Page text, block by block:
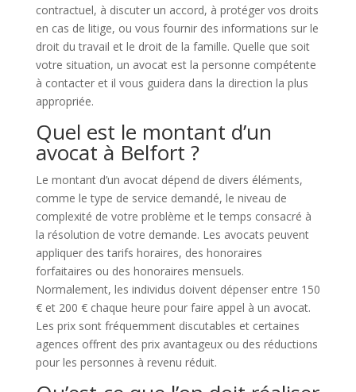
contractuel, à discuter un accord, à protéger vos droits
en cas de litige, ou vous fournir des informations sur le
droit du travail et le droit de la famille. Quelle que soit
votre situation, un avocat est la personne compétente
à contacter et il vous guidera dans la direction la plus
appropriée.
Quel est le montant d’un
avocat à Belfort ?
Le montant d’un avocat dépend de divers éléments,
comme le type de service demandé, le niveau de
complexité de votre problème et le temps consacré à
la résolution de votre demande. Les avocats peuvent
appliquer des tarifs horaires, des honoraires
forfaitaires ou des honoraires mensuels.
Normalement, les individus doivent dépenser entre 150
€ et 200 € chaque heure pour faire appel à un avocat.
Les prix sont fréquemment discutables et certaines
agences offrent des prix avantageux ou des réductions
pour les personnes à revenu réduit.